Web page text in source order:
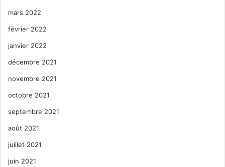
mars 2022
février 2022
janvier 2022
décembre 2021
novembre 2021
octobre 2021
septembre 2021
août 2021
juillet 2021
juin 2021